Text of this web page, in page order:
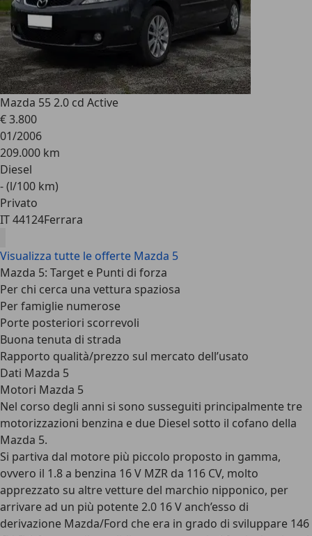
Mazda 55 2.0 cd Active
€ 3.800
01/2006
209.000 km
Diesel
- (l/100 km)
Privato
IT 44124Ferrara
Visualizza tutte le offerte Mazda 5
Mazda 5: Target e Punti di forza
Per chi cerca una vettura spaziosa
Per famiglie numerose
Porte posteriori scorrevoli
Buona tenuta di strada
Rapporto qualità/prezzo sul mercato dell’usato
Dati Mazda 5
Motori Mazda 5
Nel corso degli anni si sono susseguiti principalmentetre
motorizzazioni benzina e due Diesel sotto il cofano della
Mazda 5.
Si partiva dal motore più piccolo proposto in gamma,
ovvero il 1.8 a benzina 16 V MZR da 116 CV, molto
apprezzato su altre vetture del marchio nipponico, per
arrivare ad un più potente 2.0 16 V anch’esso di
derivazione Mazda/Ford che era in grado di sviluppare 146